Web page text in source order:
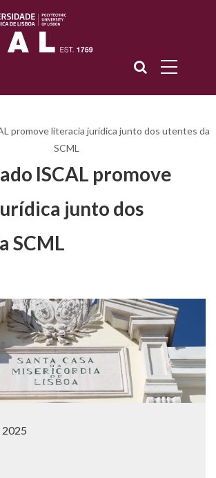
ISCAL promove
junto dos
SCML
promove literacia jurídica junto dos utentes da
SCML